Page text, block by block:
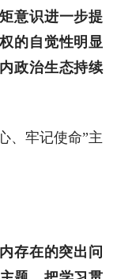
意识进一步提
的自觉性明显
政治生态持续
、牢记使命”主
存在的突出问